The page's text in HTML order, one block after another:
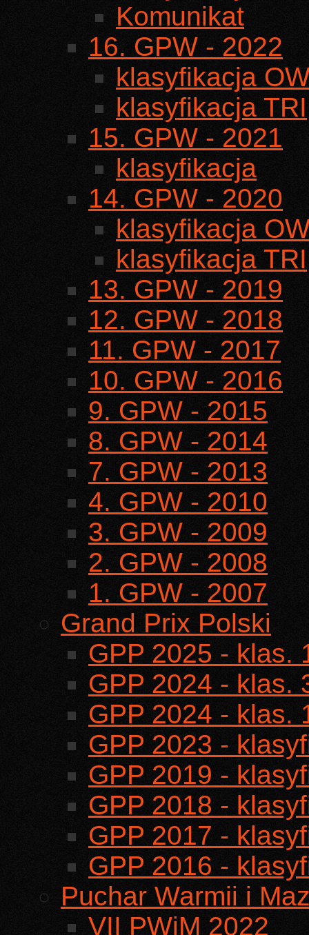
Komunikat
16. GPW - 2022
klasyfikacja
klasyfikacja TRI
15. GPW - 2021
klasyfikacja
14. GPW - 2020
klasyfikacja
klasyfikacja TRI
13. GPW - 2019
12. GPW - 2018
11. GPW - 2017
10. GPW - 2016
9. GPW - 2015
8. GPW - 2014
7. GPW - 2013
4. GPW - 2010
3. GPW - 2009
2. GPW - 2008
1. GPW - 2007
Grand Prix Polski
GPP 2025 - klas.
GPP 2024 - klas.
GPP 2024 - klas.
GPP 2023 -
GPP 2019 -
GPP 2018 -
GPP 2017 -
GPP 2016 -
Puchar Warmii i
VII PWiM 2022